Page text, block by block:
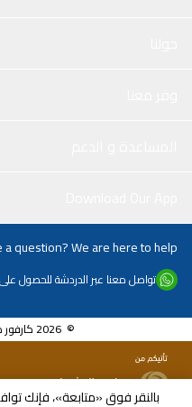
a question? We are here to help.
تواصل معنا عبر الدردشة للحصول
© 2026 كارفور كل الحقوق محفوظة